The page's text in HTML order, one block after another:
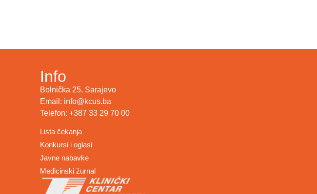
Info
Bolnička 25, Sarajevo
Email: info@kcus.ba
Telefon: +387 33 29 70 00
Lista čekanja
Konkursi i oglasi
Javne nabavke
Medicinski žurnal